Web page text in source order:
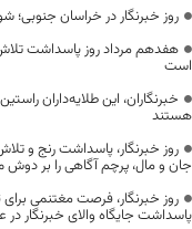
روز خبرنگار در خراسان جنوبی؛
هفدهم مرداد روز پاسداشت
است
خبرنگاران، این طلایه‌داران
هستند
روز خبرنگار، پاسداشت رنج و
جان و مال، پرچم آگاهی را بر
روز خبرنگار، فرصت مغتنمی
پاسداشت جایگاه والای خبرنگار